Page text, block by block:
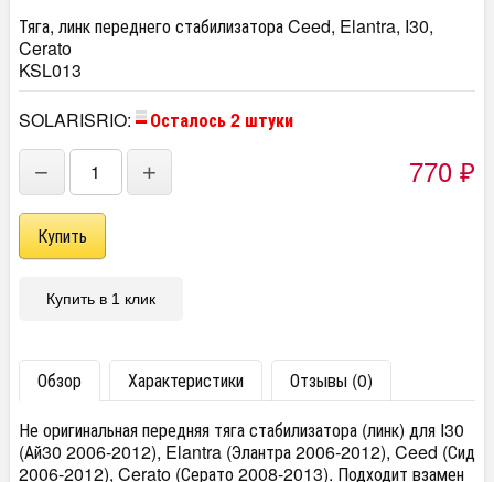
Тяга, линк переднего стабилизатора Ceed, Elantra, I30,
Cerato
KSL013
SOLARISRIO:
Осталось 2 штуки
− + 770 ₽
Купить в 1 клик
Обзор Характеристики
Отзывы (0)
Не оригинальная передняя тяга стабилизатора (линк) для I30
(Ай30 2006-2012), Elantra (Элантра 2006-2012), Ceed (Сид
2006-2012), Cerato (Серато 2008-2013). Подходит взамен